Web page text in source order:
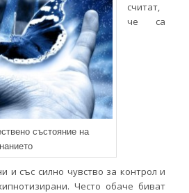
състояние на
считат,
че са
и със силно чувство за контрол и
Често обаче биват